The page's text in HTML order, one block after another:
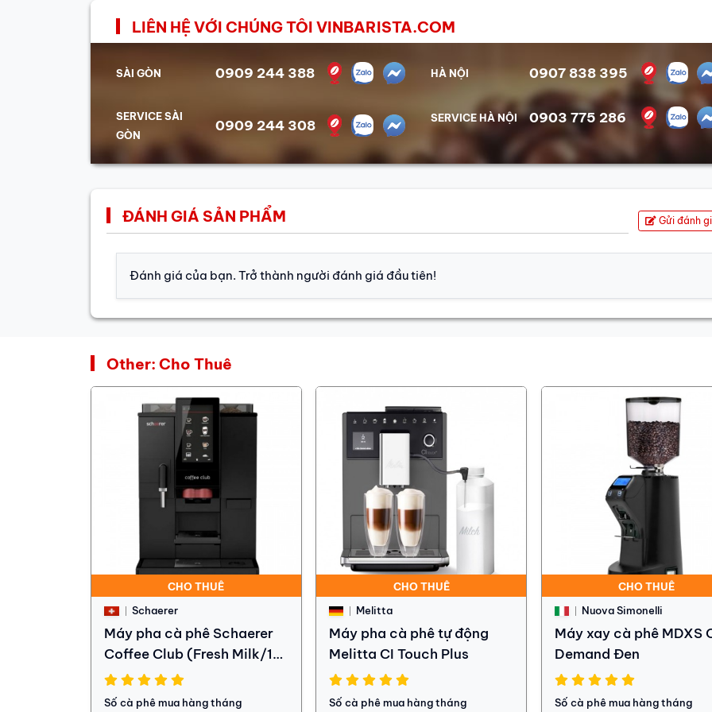
LIÊN HỆ VỚI CHÚNG TÔI VINBARISTA.COM
SÀI GÒN 0909 244 388
SERVICE SÀI
GÒN
0909 244 308
HÀ NỘI 0907 838 395
SERVICE HÀ NỘI 0903 775 286
ĐÁNH GIÁ SẢN PHẨM Gửi đánh
Đánh giá của bạn. Trở thành người đánh giá đầu tiên!
Other: Cho Thuê
CHO THUÊ
Schaerer
Máy pha cà phê Schaerer
Coffee Club (Fresh Milk/1
máy xay/1 hộc chứa bột)
Số cà phê mua hàng tháng
CHO THUÊ
Melitta
Máy pha cà phê tự động
Melitta CI Touch Plus
Số cà phê mua hàng tháng
CHO THUÊ
Nuova Simonelli
Máy xay cà phê MDXS
Demand Đen
Số cà phê mua hàng tháng